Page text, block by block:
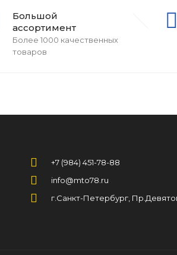
Большой
ассортимент
Более 1000 качественных
товаров
+7 (984) 451-78-88
info@mto78.ru
г.Санкт-Петербург,